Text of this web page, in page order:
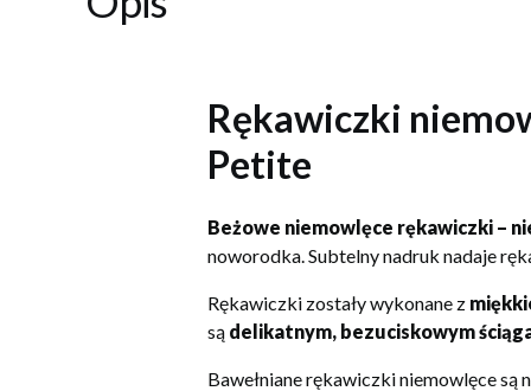
Rękawiczki
Petite
Beżowe niemowlęce rękawiczki –
noworodka. Subtelny nadruk nadaje
Rękawiczki zostały wykonane z
są delikatnym, bezuciskowym
Bawełniane rękawiczki niemowlęce